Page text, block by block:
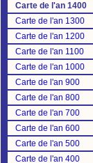
Carte de l'an 1400
Carte de l'an 1300
Carte de l'an 1200
Carte de l'an 1100
Carte de l'an 1000
Carte de l'an 900
Carte de l'an 800
Carte de l'an 700
Carte de l'an 600
Carte de l'an 500
Carte de l'an 400